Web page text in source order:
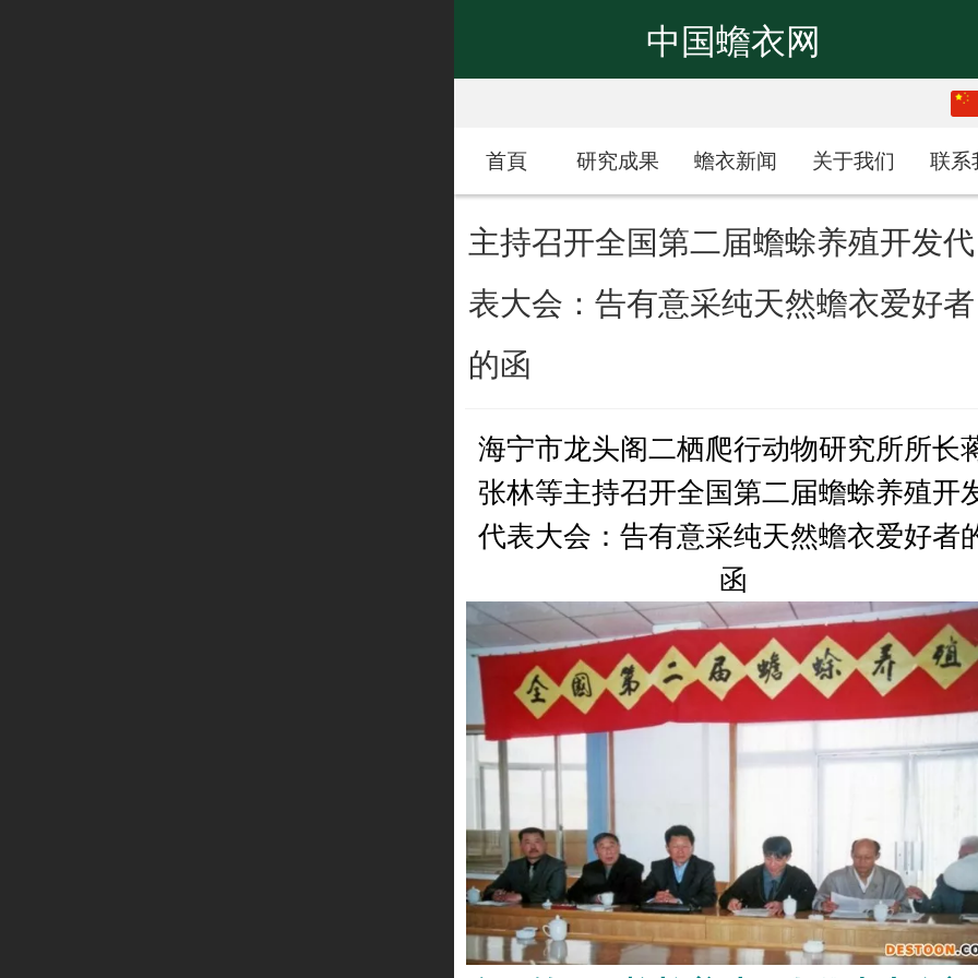
中国蟾衣网
中文
首頁 研究成果 蟾衣新闻 关于我们 联系
主持召开全国第二届蟾蜍养殖开发代
表大会：告有意采纯天然蟾衣爱好者
的函
海宁市龙头阁二栖爬行动物研究所所长
张林等主持召开全国第二届蟾蜍养殖开
代表大会：告有意采纯天然蟾衣爱好者
函